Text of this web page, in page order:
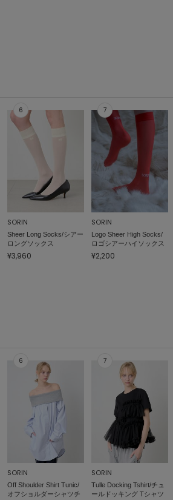
SORIN
Sheer Long Socks/シアー
ロングソックス
¥3,960
SORIN
Logo Sheer High Socks/
ロゴシアーハイソックス
¥2,200
SORIN
Off Shoulder Shirt Tunic/
オフショルダーシャツチ
SORIN
Tulle Docking Tshirt/チュ
ールドッキング Tシャツ